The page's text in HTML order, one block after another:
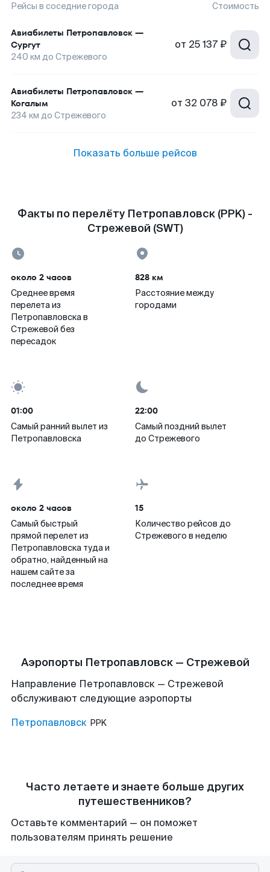
Рейсы в соседние города Стоимость
Авиабилеты Петропавловск —
Сургут
240 км до Стрежевого
от 25 137 ₽
Авиабилеты Петропавловск —
Когалым
234 км до Стрежевого
от 32 078 ₽
Показать больше рейсов
Факты по перелёту Петропавловск (PPK) -
Стрежевой (SWT)
около 2 часов
Среднее время
перелета из
Петропавловска в
Стрежевой без
пересадок
828 км
Расстояние между
городами
01:00
Самый ранний вылет из
Петропавловска
22:00
Самый поздний вылет
до Стрежевого
около 2 часов
Самый быстрый
прямой перелет из
Петропавловска туда и
обратно, найденный на
нашем сайте за
последнее время
15
Количество рейсов до
Стрежевого в неделю
Аэропорты Петропавловск — Стрежевой
Направление Петропавловск — Стрежевой
обслуживают следующие аэропорты
Петропавловск PPK
Часто летаете и знаете больше других
путешественников?
Оставьте комментарий — он поможет
пользователям принять решение